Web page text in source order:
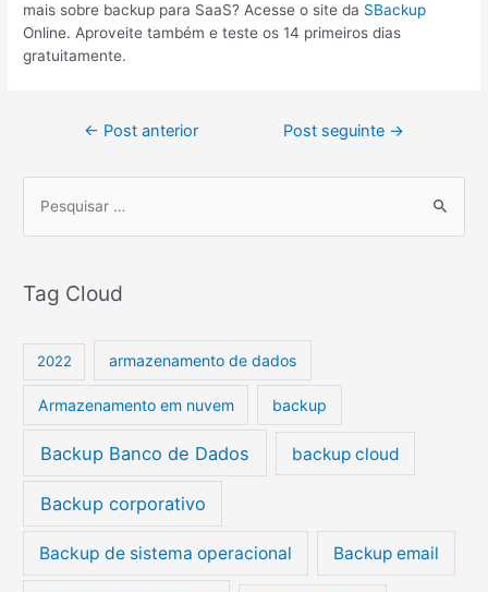
mais sobre backup para SaaS? Acesse o site da SBackup
Online. Aproveite também e teste os 14 primeiros dias
gratuitamente.
← Post anterior Post seguinte →
e
q
s
p
r
Tag Cloud
2022 armazenamento de dados
Armazenamento em nuvem backup
Backup Banco de Dados backup cloud
Backup corporativo
Backup de sistema operacional Backup email